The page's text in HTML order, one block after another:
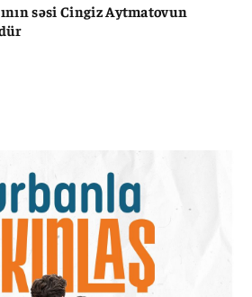
səsi Cingiz Aytmatovun